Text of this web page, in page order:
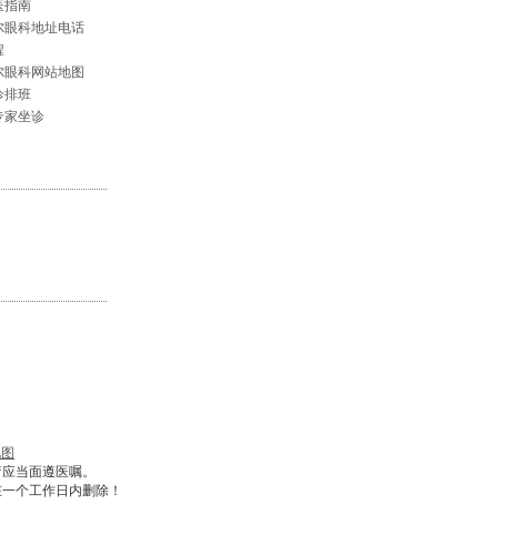
指南
眼科地址电话
眼科网站地图
排班
家坐诊
当面遵医嘱。
个工作日内删除！